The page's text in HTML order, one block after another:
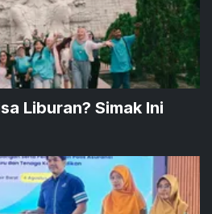
Liburan? Simak Ini